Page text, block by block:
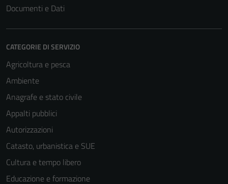
Documenti e Dati
CATEGORIE DI SERVIZIO
Agricoltura e pesca
Ambiente
Anagrafe e stato civile
Appalti pubblici
Autorizzazioni
Catasto, urbanistica e SUE
Cultura e tempo libero
Educazione e formazione